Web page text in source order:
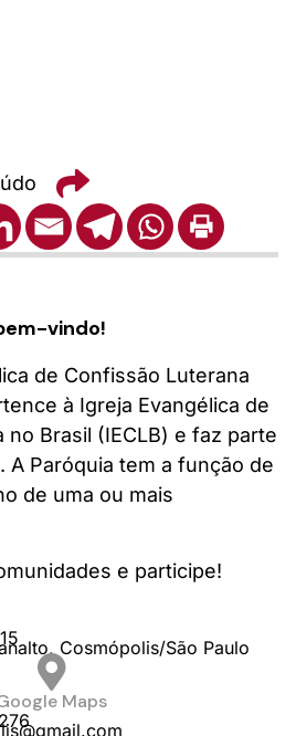
vindo!
de Confissão Luterana
à Igreja Evangélica de
no Brasil (IECLB) e faz parte
A Paróquia tem a função de
de uma ou mais
e participe!
15 Cosmópolis/São Paulo
Maps